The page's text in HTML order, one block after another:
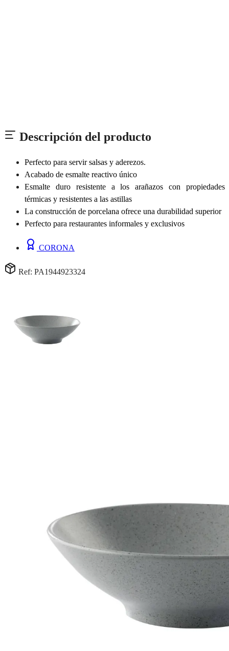
Descripción del producto
Perfecto para servir salsas y aderezos.
Acabado de esmalte reactivo único
Esmalte duro resistente a los arañazos con propiedades
térmicas y resistentes a las astillas
La construcción de porcelana ofrece una durabilidad superior
Perfecto para restaurantes informales y exclusivos
CORONA
Ref: PA1944923324